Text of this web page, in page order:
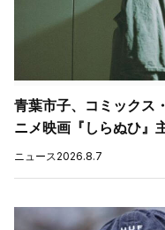
青葉市子、コミックス
ニメ映画『しらぬひ』
ニュース 2026.8.7